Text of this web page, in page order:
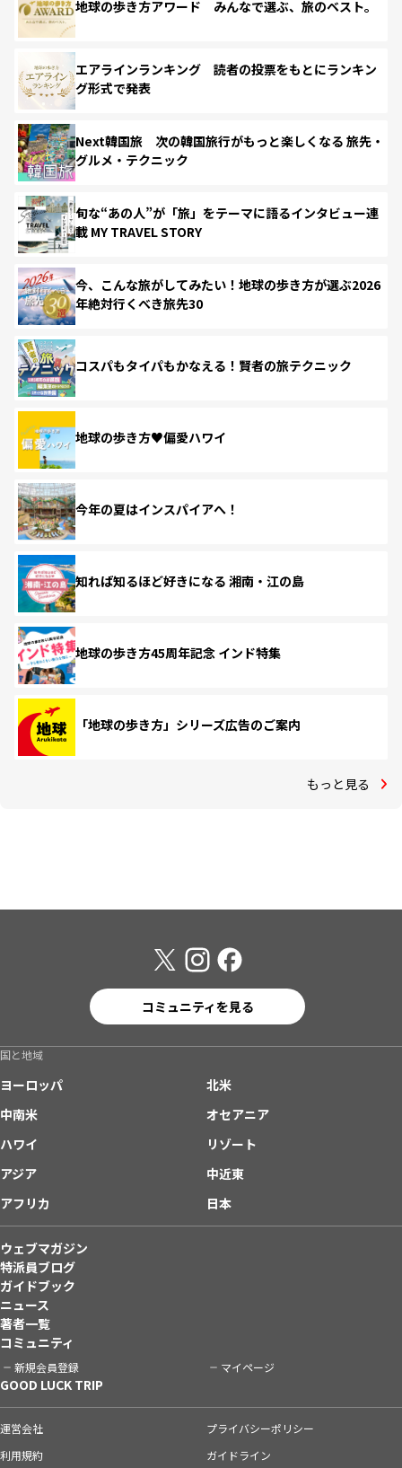
地球の歩き方アワード みんなで選ぶ、旅のベスト。
エアラインランキング 読者の投票をもとにランキン
グ形式で発表
Next韓国旅 次の韓国旅行がもっと楽しくなる 旅先・
グルメ・テクニック
旬な“あの人”が「旅」をテーマに語るインタビュー連
載 MY TRAVEL STORY
今、こんな旅がしてみたい！地球の歩き方が選ぶ2026
年絶対行くべき旅先30
コスパもタイパもかなえる！賢者の旅テクニック
地球の歩き方♥偏愛ハワイ
今年の夏はインスパイアへ！
知れば知るほど好きになる 湘南・江の島
地球の歩き方45周年記念 インド特集
「地球の歩き方」シリーズ広告のご案内
もっと見る
コミュニティを見る
国と地域
ヨーロッパ
北米
中南米
オセアニア
ハワイ
リゾート
アジア
中近東
アフリカ
日本
ウェブマガジン
特派員ブログ
ガイドブック
ニュース
著者一覧
コミュニティ
新規会員登録 マイページ
GOOD LUCK TRIP
運営会社
プライバシーポリシー
利用規約
ガイドライン